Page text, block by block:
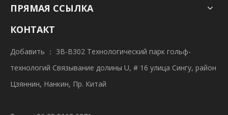
ПРЯМАЯ ССЫЛКА
КОНТАКТ
Добавить ： 3B-B302 Технологический парк гольф-
технологий Связывание долины U, # 16 улица Сингу, район
Цзяннин, Нанкин, Пр. Китай